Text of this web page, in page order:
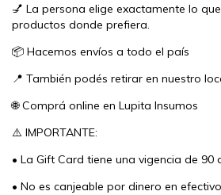
💅 La persona elige exactamente lo
productos donde prefiera.
📦 Hacemos envíos a todo el país
📍 También podés retirar en nuestro
🌐 Comprá online en Lupita Insumos
⚠️ IMPORTANTE:
• La Gift Card tiene una vigencia de 90
• No es canjeable por dinero en efectivo.